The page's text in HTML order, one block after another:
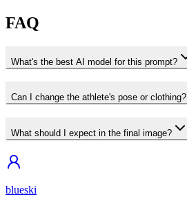
FAQ
What's the best AI model for this prompt?
Can I change the athlete's pose or clothing?
What should I expect in the final image?
blueski